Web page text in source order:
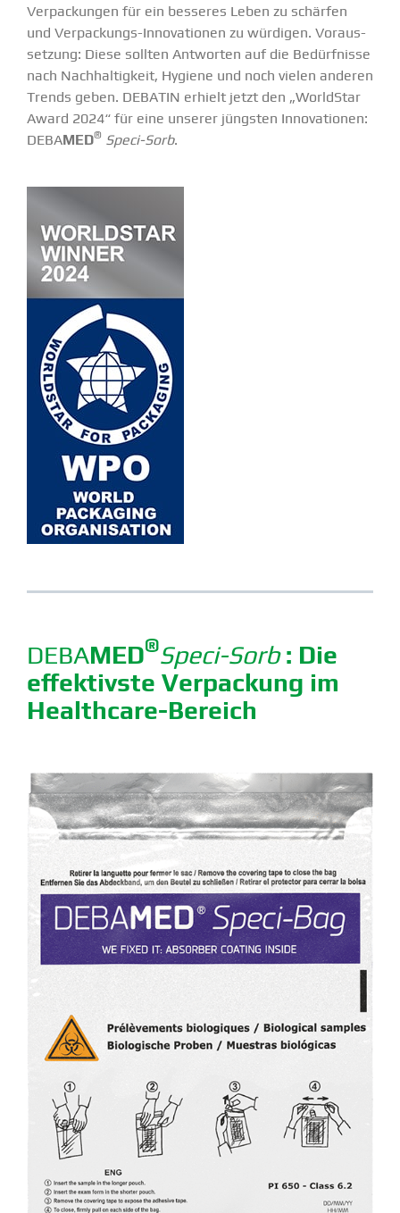
Verpa­ckungen für ein besseres Leben zu schärfen
und Verpa­­ckungs-Innova­­tionen zu würdigen. Voraus­
setzung: Diese sollten Antworten auf die Bedürf­nisse
nach Nachhal­tigkeit, Hygiene und noch vielen anderen
Trends geben. DEBATIN erhielt jetzt den „WorldStar
Award 2024“ für eine unserer jüngsten Innova­tionen:
DEBAMED® Speci-Sorb.
DEBAMED®Speci-Sorb: Die
effek­tivste Verpa­ckung im
Healthcare-Bereich